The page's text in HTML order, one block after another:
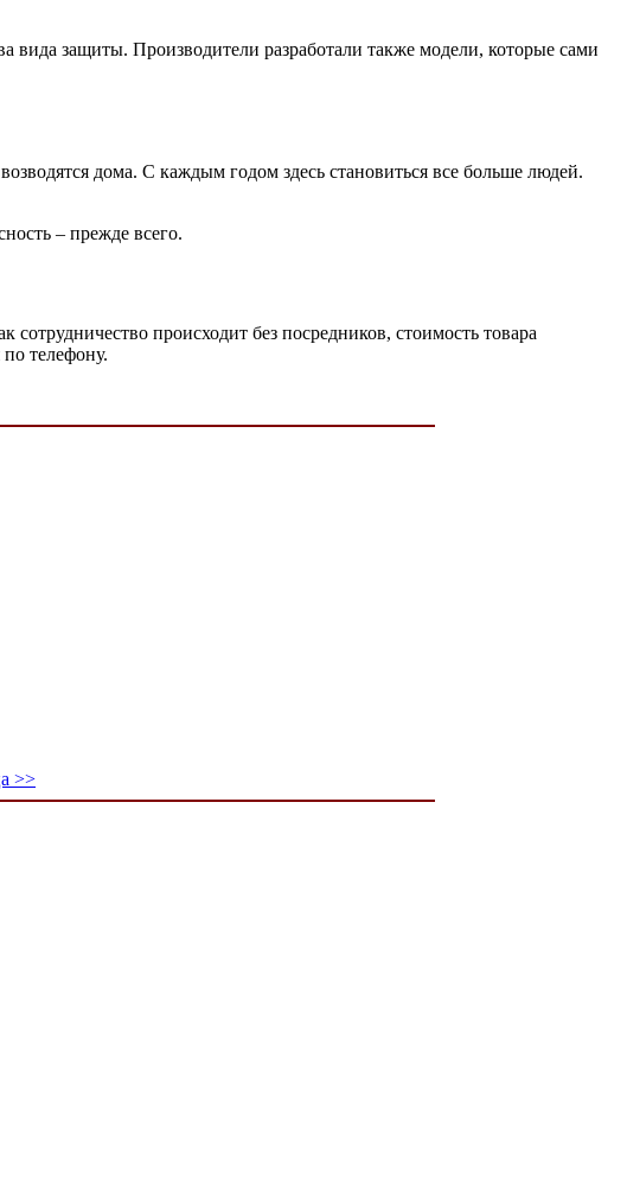
вида защиты. Производители разработали также модели, которые сами
дома. С каждым годом здесь становиться все больше людей.
– прежде всего.
сотрудничество происходит без посредников, стоимость товара
по телефону.
>>